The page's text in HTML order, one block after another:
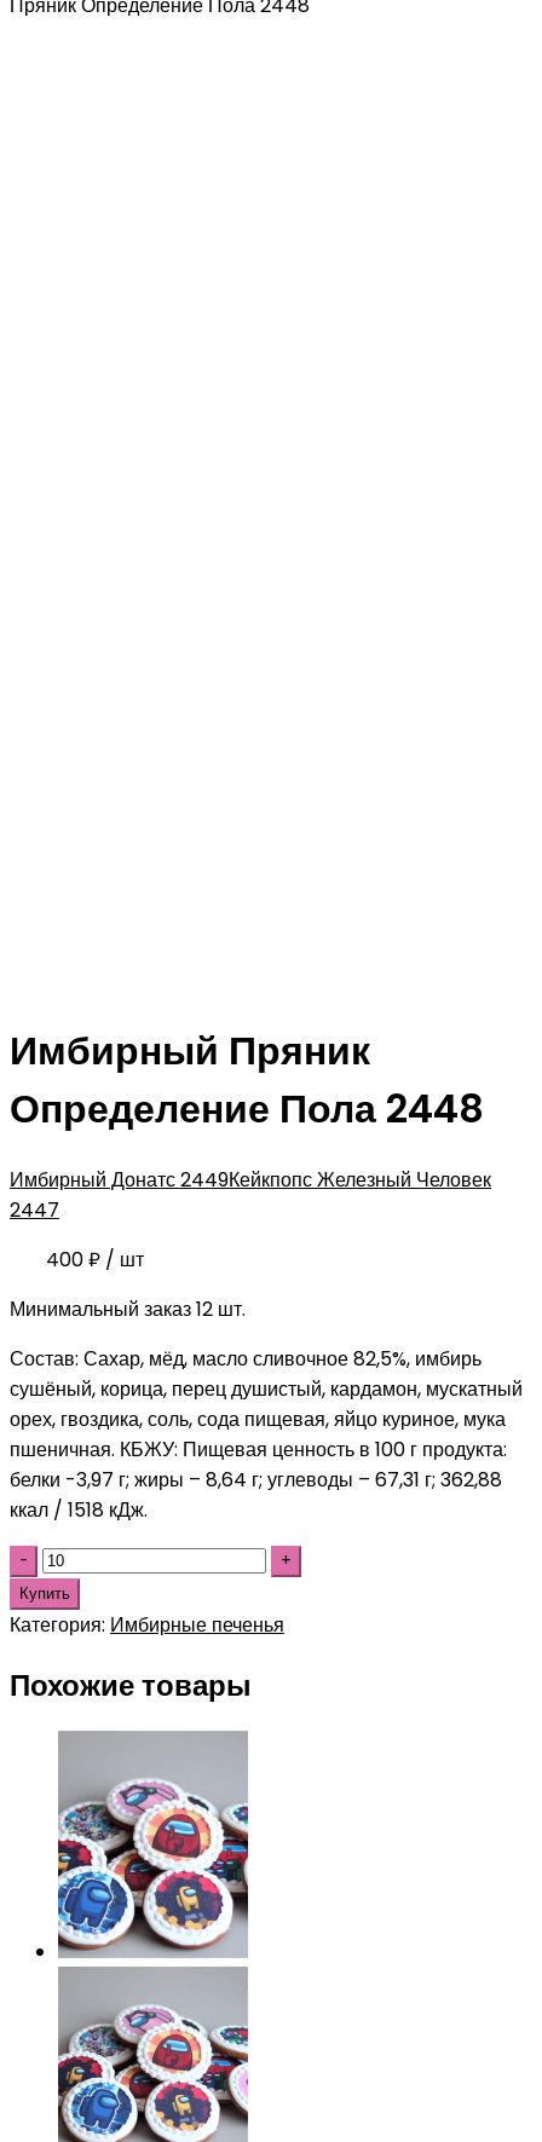
Имбирный Пряник
Определение Пола 2448
Имбирный Донатс 2449Кейкпопс Железный Человек
2447
400₽ / шт
Минимальный заказ 12 шт.
Состав: Сахар, мёд, масло сливочное 82,5%, имбирь
сушёный, корица, перец душистый, кардамон, мускатный
орех, гвоздика, соль, сода пищевая, яйцо куриное, мука
пшеничная. КБЖУ: Пищевая ценность в 100 г продукта:
белки -3,97 г; жиры – 8,64 г; углеводы – 67,31 г; 362,88
ккал / 1518 кДж.
Купить
Категория: Имбирные печенья
Похожие товары